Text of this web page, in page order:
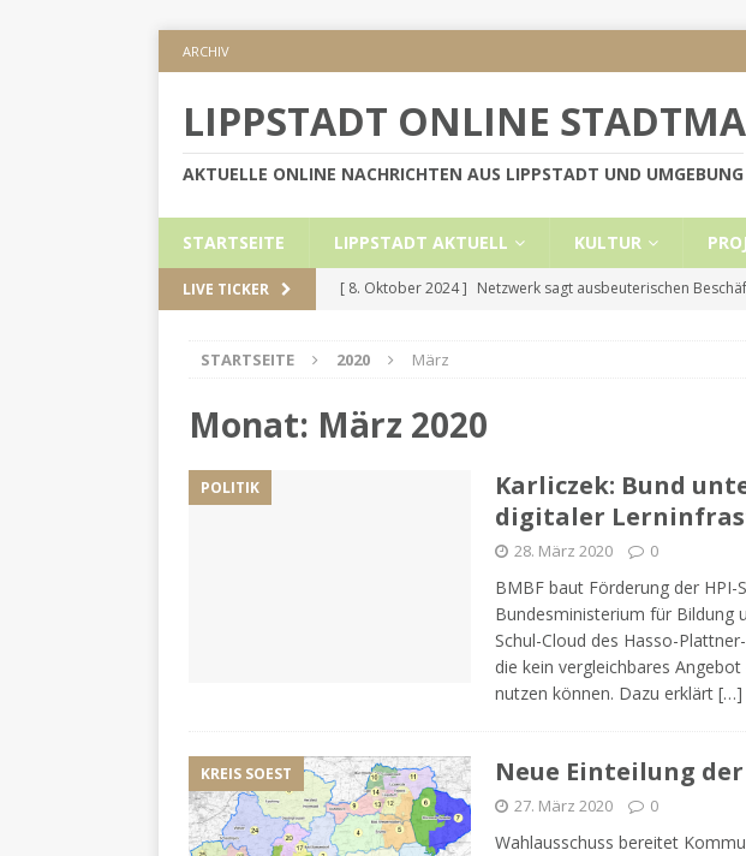
ARCHIV
LIPPSTADT ONLINE
AKTUELLE ONLINE NACHRICHTEN AUS LIPPSTADT UND UMGEBUNG
STARTSEITE LIPPSTADT AKTUELL KULTUR
LIVE TICKER [ 8. Oktober 2024 ] Netzwerk sagt ausbeuterischen
[ 5. September 2024 ]
[ 2. September 2024 ]
Persönliche Mitteilung der Landrätin
STARTSEITE 2020 März
Monat: März 2020
POLITIK
Karliczek: Bund
digitaler
28. März 2020 0
BMBF baut Förderung der HPI-
Bundesministerium für Bildung
Schul-Cloud des Hasso-
die kein vergleichbares
nutzen können. Dazu erklärt […]
KREIS SOEST Neue Einteilung
27. März 2020 0
Wahlausschuss bereitet